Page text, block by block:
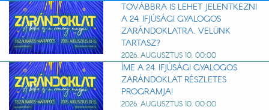
TOVÁBBRA IS LEHET JELENTKEZNI
A 24. IFJÚSÁGI GYALOGOS
ZARÁNDOKLATRA. VELÜNK
TARTASZ?
2026. AUGUSZTUS 10. 00:00
ÍME A 24. IFJÚSÁGI GYALOGOS
ZARÁNDOKLAT RÉSZLETES
PROGRAMJA!
2026. AUGUSZTUS 10. 00:00